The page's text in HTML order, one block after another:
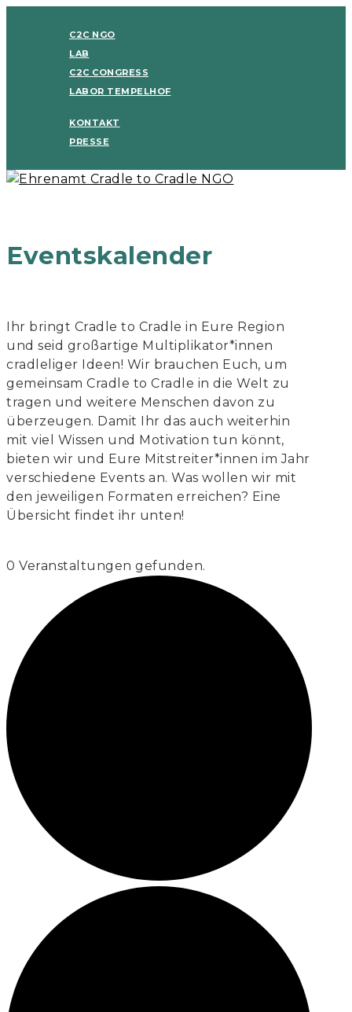
C2C NGO
LAB
C2C CONGRESS
LABOR TEMPELHOF
KONTAKT
PRESSE
Eventskalender
Ihr bringt Cradle to Cradle in Eure Region
und seid großartige Multiplikator*innen
cradleliger Ideen! Wir brauchen Euch, um
gemeinsam Cradle to Cradle in die Welt zu
tragen und weitere Menschen davon zu
überzeugen. Damit Ihr das auch weiterhin
mit viel Wissen und Motivation tun könnt,
bieten wir und Eure Mitstreiter*innen im Jahr
verschiedene Events an. Was wollen wir mit
den jeweiligen Formaten erreichen? Eine
Übersicht findet ihr unten!
0 Veranstaltungen gefunden.